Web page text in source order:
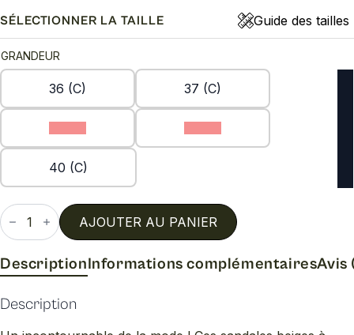
SÉLECTIONNER LA TAILLE Guide des tailles
GRANDEUR
36 (C) 37 (C)
40 (C)
quantité
de
64773
AJOUTER AU PANIER
DescriptionInformations complémentairesAvis
Description